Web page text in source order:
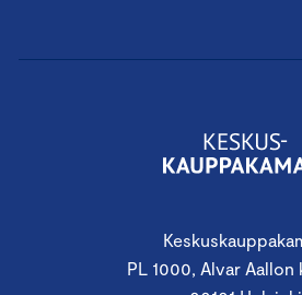
PL 1000, Alvar Aallon